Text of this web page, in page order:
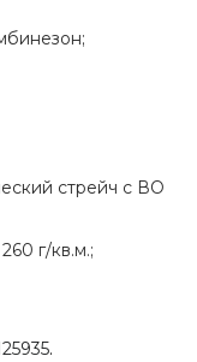
стрейч с ВО
260 г/кв.м.;
.